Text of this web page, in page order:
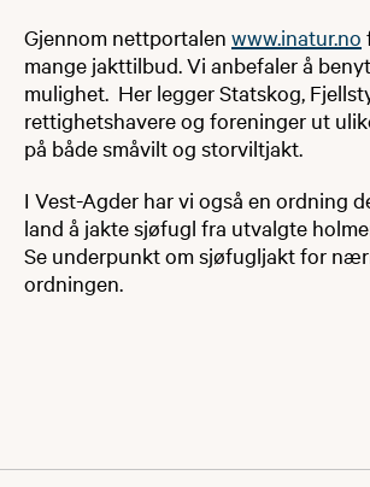
Gjennom nettportalen www.inatur.no​
mange jakttilbud. Vi anbefaler å
mulighet. Her legger Statskog,
rettighetshavere og foreninger ut
på både småvilt og storviltjakt.
I Vest-Agder har vi også en ordning
land å jakte sjøfugl fra utvalgte
Se underpunkt om sjøfugljakt for
ordningen.